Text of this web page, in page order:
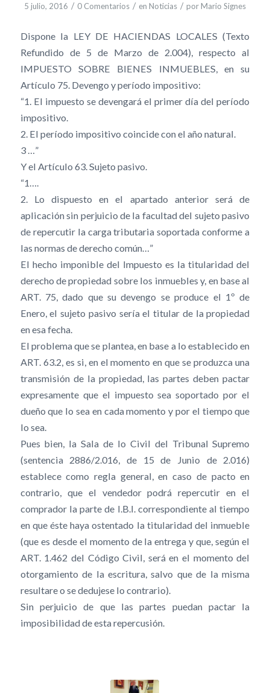
5 julio, 2016 / 0 Comentarios / en Noticias / por Mario Signes
Dispone la LEY DE HACIENDAS LOCALES (Texto
Refundido de 5 de Marzo de 2.004), respecto al
IMPUESTO SOBRE BIENES INMUEBLES, en su
Artículo 75. Devengo y período impositivo:
“1. El impuesto se devengará el primer día del período
impositivo.
2. El período impositivo coincide con el año natural.
3 …”
Y el Artículo 63. Sujeto pasivo.
“1….
2. Lo dispuesto en el apartado anterior será de
aplicación sin perjuicio de la facultad del sujeto pasivo
de repercutir la carga tributaria soportada conforme a
las normas de derecho común…”
El hecho imponible del Impuesto es la titularidad del
derecho de propiedad sobre los inmuebles y, en base al
ART. 75, dado que su devengo se produce el 1º de
Enero, el sujeto pasivo sería el titular de la propiedad
en esa fecha.
El problema que se plantea, en base a lo establecido en
ART. 63.2, es si, en el momento en que se produzca una
transmisión de la propiedad, las partes deben pactar
expresamente que el impuesto sea soportado por el
dueño que lo sea en cada momento y por el tiempo que
lo sea.
Pues bien, la Sala de lo Civil del Tribunal Supremo
(sentencia 2886/2.016, de 15 de Junio de 2.016)
establece como regla general, en caso de pacto en
contrario, que el vendedor podrá repercutir en el
comprador la parte de I.B.I. correspondiente al tiempo
en que éste haya ostentado la titularidad del inmueble
(que es desde el momento de la entrega y que, según el
ART. 1.462 del Código Civil, será en el momento del
otorgamiento de la escritura, salvo que de la misma
resultare o se dedujese lo contrario).
Sin perjuicio de que las partes puedan pactar la
imposibilidad de esta repercusión.